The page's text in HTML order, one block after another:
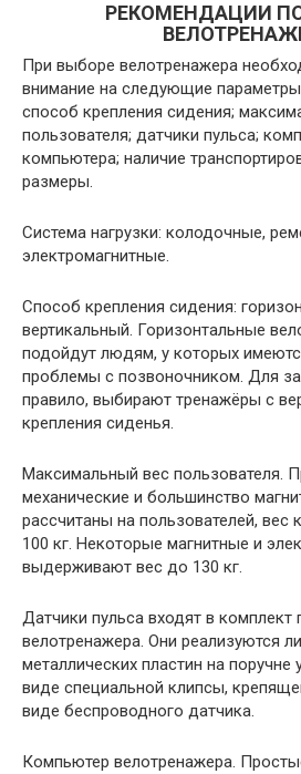
РЕКОМЕНДАЦИИ
При выборе велотренажера
внимание на следующие
способ крепления сидения;
пользователя; датчики пульса;
компьютера; наличие
размеры.
Система нагрузки: колодочные,
электромагнитные.
Способ крепления сидения:
вертикальный. Горизонтальные
подойдут людям, у которых
проблемы с позвоночником. Для
правило, выбирают тренажёры с
крепления сиденья.
Максимальный вес пользователя.
механические и большинство
рассчитаны на пользователей,
100 кг. Некоторые магнитные и
выдерживают вес до 130 кг.
Датчики пульса входят в комплект
велотренажера. Они реализуются
металлических пластин на поручне
виде специальной клипсы,
виде беспроводного датчика.
Компьютер велотренажера.